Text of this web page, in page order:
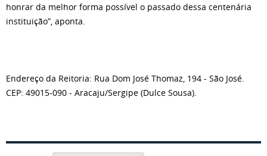
honrar da melhor forma possível o passado dessa centenária
instituição”, aponta.
Endereço da Reitoria: Rua Dom José Thomaz, 194 - São José.
CEP: 49015-090 - Aracaju/Sergipe (Dulce Sousa).